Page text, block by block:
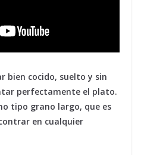
bien cocido, suelto y sin
perfectamente el plato.
tipo grano largo, que es
en cualquier